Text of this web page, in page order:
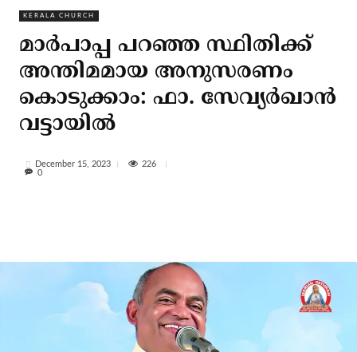
KERALA CHURCH
മാര്‍പാപ്പ പറഞ്ഞ സ്ഥിതിക്ക്
അന്തിമമായ അനുസരണം
കൊടുക്കാം: ഫാ. സേവ്യര്‍ഖാന്‍
വട്ടായില്‍
December 15, 2023
226
0